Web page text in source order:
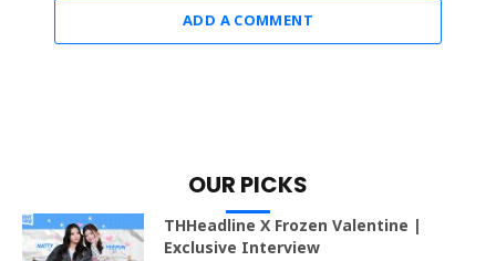
ADD A COMMENT
OUR PICKS
THHeadline X Frozen Valentine |
Exclusive Interview